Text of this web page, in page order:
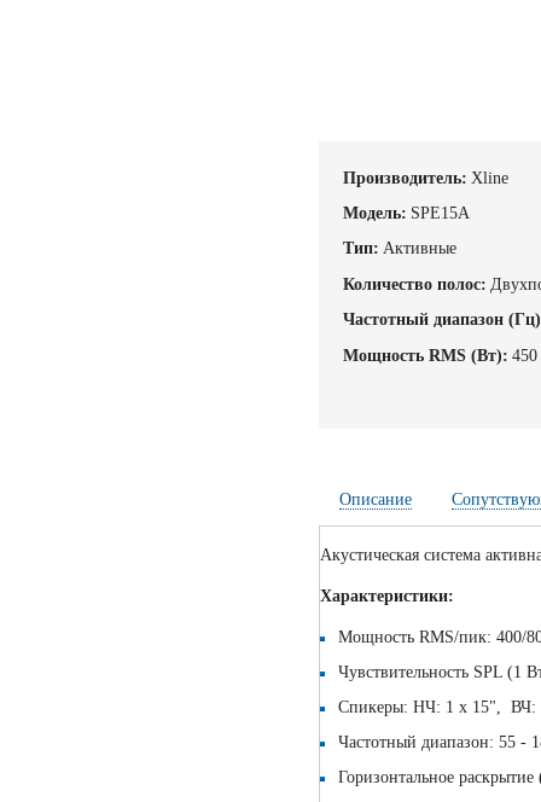
Производитель: Xline
Модель: SPE15A
Тип: Активные
Количество полос:
Частотный диапазон
Мощность RMS (Вт): 450
Описание
Акустическая система
Характеристики:
Мощность RMS/пик: 400/
Чувствительность SPL (1
Спикеры: НЧ: 1 х 15", ВЧ:
Частотный диапазон: 55 -
Горизонтальное